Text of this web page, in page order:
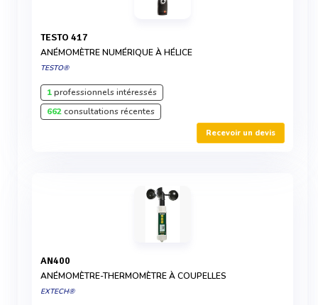
TESTO 417
ANÉMOMÈTRE NUMÉRIQUE À HÉLICE
TESTO®
1professionnels intéressés
662consultations récentes
Recevoir un devis
AN400
ANÉMOMÈTRE-THERMOMÈTRE À COUPELLES
EXTECH®